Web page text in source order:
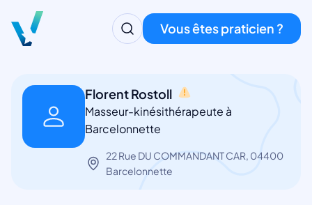
Vous êtes praticien ?
Florent Rostoll
Masseur-kinésithérapeute à
Barcelonnette
22 Rue DU COMMANDANT CAR, 04400
Barcelonnette